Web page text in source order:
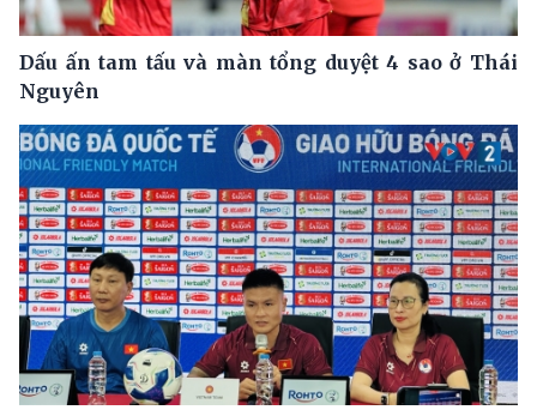
Dấu ấn tam tấu và màn tổng duyệt 4 sao ở Thái
Nguyên